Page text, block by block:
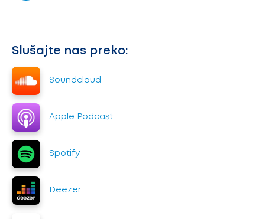
Slušajte nas preko:
Soundcloud
Apple Podcast
Spotify
Deezer